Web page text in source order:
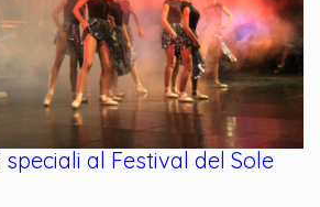
al Festival del Sole